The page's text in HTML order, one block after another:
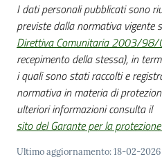
I dati personali pubblicati sono
previste dalla normativa vigente
Direttiva Comunitaria 2003/98/
recepimento della stessa), in
i quali sono stati raccolti e
normativa in materia di
ulteriori informazioni consulta il
sito del Garante per la
Ultimo aggiornamento:18-02-2026